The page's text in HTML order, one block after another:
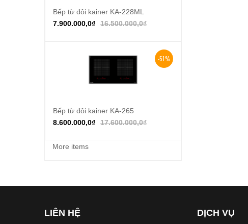
Thêm vào giỏ hàng
Bếp từ đôi kainer KA-228ML
16.500.000,0₫
7.900.000,0₫
-51%
Thêm vào giỏ hàng
Bếp từ đôi kainer KA-265
17.600.000,0₫
8.600.000,0₫
More items
LIÊN HỆ DỊCH VỤ